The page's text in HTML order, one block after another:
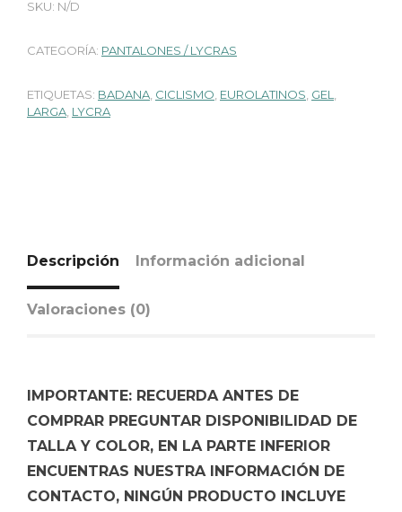
SKU: N/D
CATEGORÍA: PANTALONES / LYCRAS
ETIQUETAS: BADANA, CICLISMO, EUROLATINOS, GEL,
LARGA, LYCRA
Descripción Información adicional
Valoraciones (0)
IMPORTANTE: RECUERDA ANTES DE
COMPRAR PREGUNTAR DISPONIBILIDAD DE
TALLA Y COLOR, EN LA PARTE INFERIOR
ENCUENTRAS NUESTRA INFORMACIÓN DE
CONTACTO, NINGÚN PRODUCTO INCLUYE